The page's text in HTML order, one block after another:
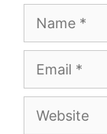
Name
Email
Website